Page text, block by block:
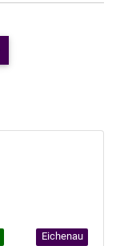
Eichenau